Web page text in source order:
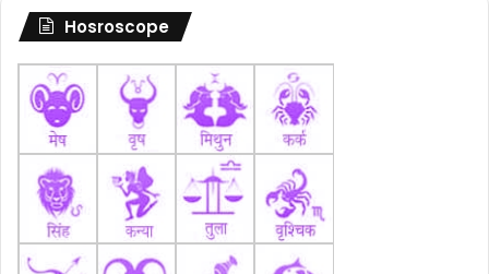
Hosroscope